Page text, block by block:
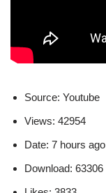
Source: Youtube
Views: 42954
Date: 7 hours ago
Download: 63306